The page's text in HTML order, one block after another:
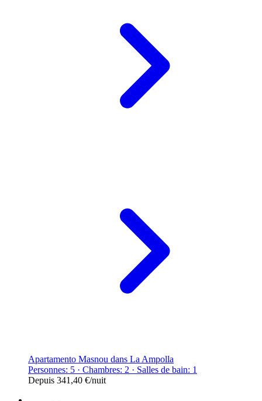
Apartamento Masnou dans La Ampolla
Personnes: 5 · Chambres: 2 · Salles de bain: 1
Depuis 341,40 €/nuit